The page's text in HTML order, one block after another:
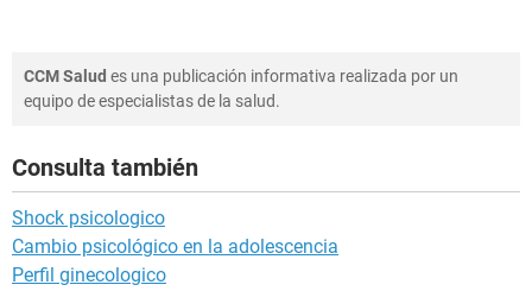
CCM Salud es una publicación informativa realizada por un
equipo de especialistas de la salud.
Consulta también
Shock psicologico
Cambio psicológico en la adolescencia
Perfil ginecologico